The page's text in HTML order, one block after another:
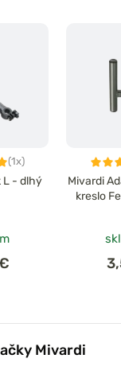
(1x)
L - dlhý
Mivardi
kreslo
Mivardi